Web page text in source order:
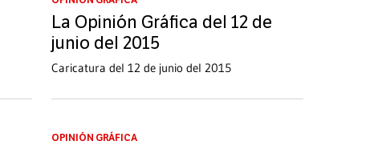
La Opinión Gráfica del 12 de
junio del 2015
Caricatura del 12 de junio del 2015
OPINIÓN GRÁFICA